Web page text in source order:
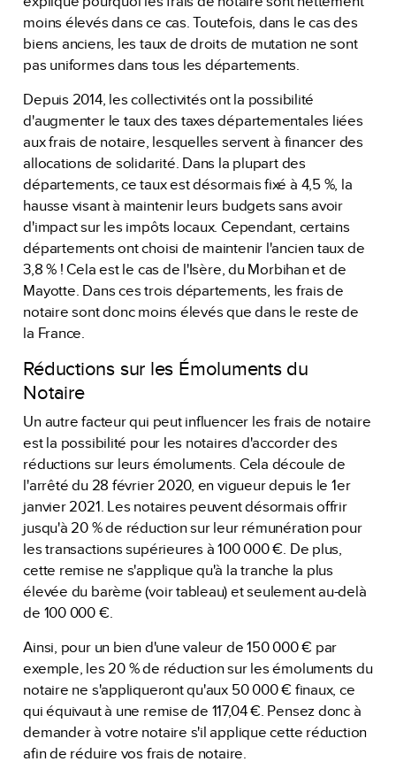
moins élevés dans ce cas. Toutefois, dans le cas des
biens anciens, les taux de droits de mutation ne sont
pas uniformes dans tous les départements.
Depuis 2014, les collectivités ont la possibilité
d'augmenter le taux des taxes départementales liées
aux frais de notaire, lesquelles servent à financer des
allocations de solidarité. Dans la plupart des
départements, ce taux est désormais fixé à 4,5 %, la
hausse visant à maintenir leurs budgets sans avoir
d'impact sur les impôts locaux. Cependant, certains
départements ont choisi de maintenir l'ancien taux de
3,8 % ! Cela est le cas de l'Isère, du Morbihan et de
Mayotte. Dans ces trois départements, les frais de
notaire sont donc moins élevés que dans le reste de
la France.
Réductions sur les Émoluments du
Notaire
Un autre facteur qui peut influencer les frais de notaire
est la possibilité pour les notaires d'accorder des
réductions sur leurs émoluments. Cela découle de
l'arrêté du 28 février 2020, en vigueur depuis le 1er
janvier 2021. Les notaires peuvent désormais offrir
jusqu'à 20 % de réduction sur leur rémunération pour
les transactions supérieures à 100 000 €. De plus,
cette remise ne s'applique qu'à la tranche la plus
élevée du barème (voir tableau) et seulement au-delà
de 100 000 €.
Ainsi, pour un bien d'une valeur de 150 000 € par
exemple, les 20 % de réduction sur les émoluments du
notaire ne s'appliqueront qu'aux 50 000 € finaux, ce
qui équivaut à une remise de 117,04 €. Pensez donc à
demander à votre notaire s'il applique cette réduction
afin de réduire vos frais de notaire.